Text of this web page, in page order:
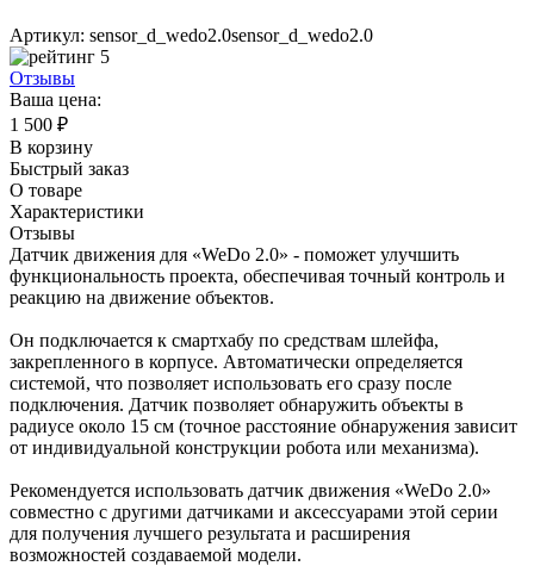
Артикул: sensor_d_wedo2.0sensor_d_wedo2.0
5
Отзывы
Ваша цена:
1 500 ₽
В корзину
Быстрый заказ
О товаре
Характеристики
Отзывы
Датчик движения для «WeDo 2.0» - поможет улучшить
функциональность проекта, обеспечивая точный контроль и
реакцию на движение объектов.
Он подключается к смартхабу по средствам шлейфа,
закрепленного в корпусе. Автоматически определяется
системой, что позволяет использовать его сразу после
подключения. Датчик позволяет обнаружить объекты в
радиусе около 15 см (точное расстояние обнаружения зависит
от индивидуальной конструкции робота или механизма).
Рекомендуется использовать датчик движения «WeDo 2.0»
совместно с другими датчиками и аксессуарами этой серии
для получения лучшего результата и расширения
возможностей создаваемой модели.